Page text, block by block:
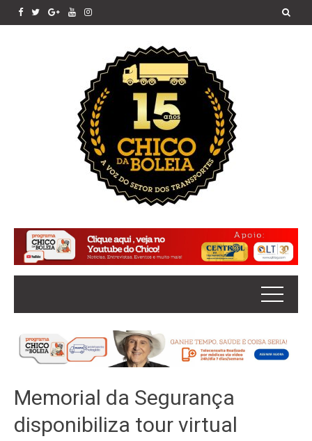
Memorial da Segurança
disponibiliza tour virtual